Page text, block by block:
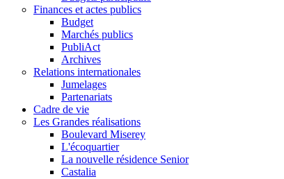
Finances et actes publics
Budget
Marchés publics
PubliAct
Archives
Relations internationales
Jumelages
Partenariats
Cadre de vie
Les Grandes réalisations
Boulevard Miserey
L'écoquartier
La nouvelle résidence Senior
Castalia